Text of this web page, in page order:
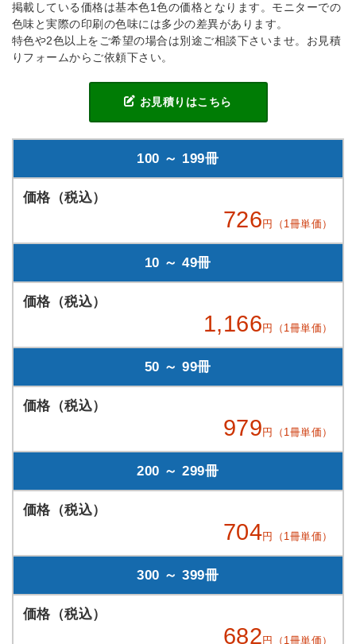
掲載している価格は基本色1色の価格となります。モニターでの
色味と実際の印刷の色味には多少の差異があります。
特色や2色以上をご希望の場合は別途ご相談下さいませ。お見積
りフォームからご依頼下さい。
お見積りはこちら
100 ～ 199冊
726 円（1冊単価）
10 ～ 49冊
1,166 円（1冊単価）
50 ～ 99冊
979 円（1冊単価）
200 ～ 299冊
704円（1冊単価）
300 ～ 399冊
682 円（1冊単価）